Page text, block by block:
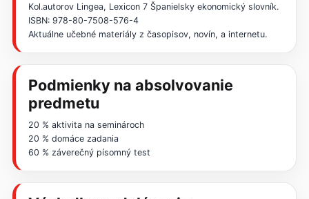
Kol.autorov Lingea, Lexicon 7 Španielsky ekonomický slovník.
ISBN: 978-80-7508-576-4
Aktuálne učebné materiály z časopisov, novín, a internetu.
Podmienky na absolvovanie
predmetu
20 % aktivita na seminároch
20 % domáce zadania
60 % záverečný písomný test